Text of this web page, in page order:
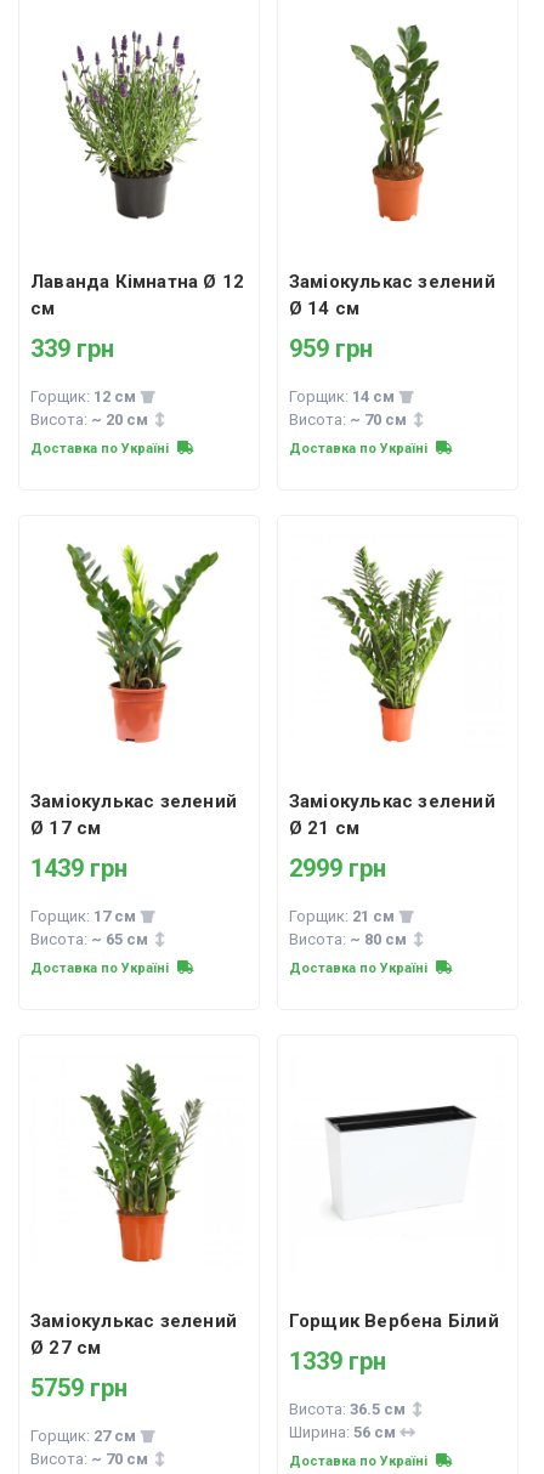
Лаванда Кімнатна Ø 12
см
339 грн
Горщик: 12 см
Висота: ~ 20 см
Доставка по Україні
Заміокулькас зелений
Ø 14 см
959 грн
Горщик: 14 см
Висота: ~ 70 см
Доставка по Україні
Заміокулькас зелений
Ø 17 см
1439 грн
Горщик: 17 см
Висота: ~ 65 см
Доставка по Україні
Заміокулькас зелений
Ø 21 см
2999 грн
Горщик: 21 см
Висота: ~ 80 см
Доставка по Україні
Заміокулькас зелений
Ø 27 см
5759 грн
Горщик: 27 см
Висота: ~ 70 см
Горщик Вербена Білий
1339 грн
Висота: 36.5 см
Ширина: 56 см
Доставка по Україні